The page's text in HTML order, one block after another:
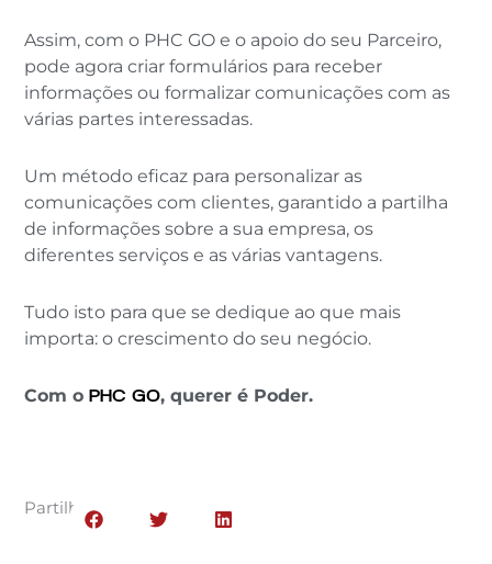
Assim, com o PHC GO e o apoio do seu Parceiro,
pode agora criar formulários para receber
informações ou formalizar comunicações com as
várias partes interessadas.
Um método eficaz para personalizar as
comunicações com clientes, garantido a partilha
de informações sobre a sua empresa, os
diferentes serviços e as várias vantagens.
Tudo isto para que se dedique ao que mais
importa: o crescimento do seu negócio.
Com oPHC GO, querer é Poder.
Partilhar: